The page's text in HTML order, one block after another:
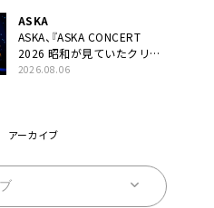
ASKA
ASKA、『ASKA CONCERT
2026 昭和が見ていたクリス
マス!? 』発売＆上映決定
2026.08.06
アーカイブ